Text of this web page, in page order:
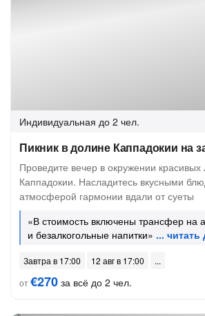
Индивидуальная до 2 чел.
Пикник в долине Каппадокии на
Проведите вечер в окружении
Каппадокии. Насладитесь вкусными
атмосферой гармонии вдали от суеты
«В стоимость включены трансфер на
и безалкогольные напитки»
Завтра в 17:00
12 авг в 17:00
от€270 за всё до 2 чел.